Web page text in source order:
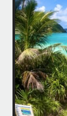
海が穏やかな日が
昔よく潜りに来て
で一緒にダイビン
毎日色々
渡嘉敷島の方も夏